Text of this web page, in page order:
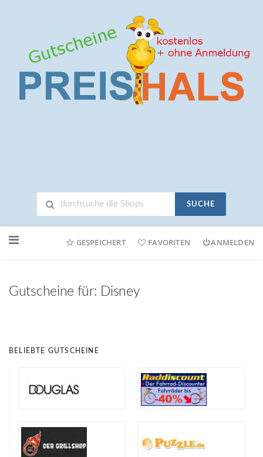
SUCHE
Online-
GESPEICHERT FAVORITEN ANMELDEN
Gutscheine für: Disney
BELIEBTE GUTSCHEINE